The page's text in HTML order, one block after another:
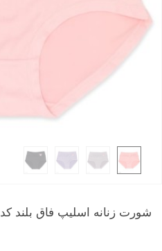
شورت زنانه اسلیپ فاق بلند کد 7520 طرح قلب